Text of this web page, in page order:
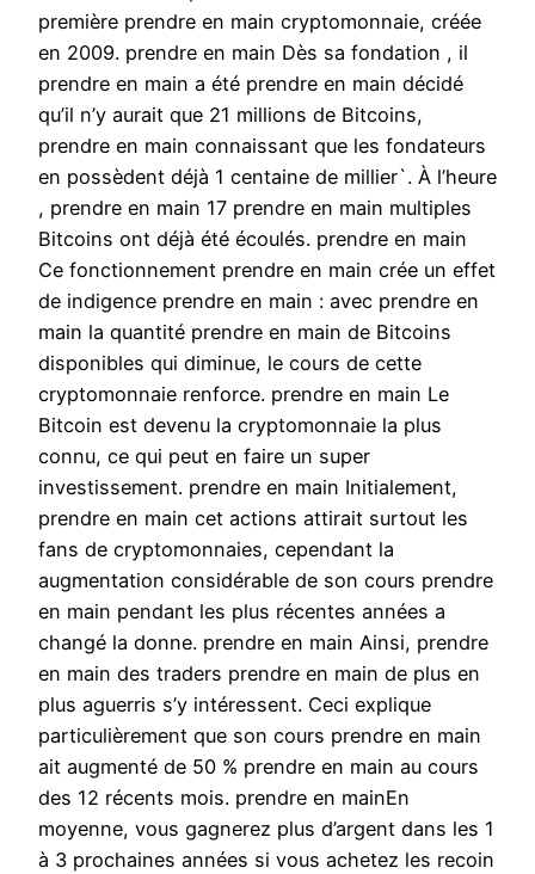
première prendre en main cryptomonnaie, créée
en 2009. prendre en main Dès sa fondation , il
prendre en main a été prendre en main décidé
qu’il n’y aurait que 21 millions de Bitcoins,
prendre en main connaissant que les fondateurs
en possèdent déjà 1 centaine de millier`. À l’heure
, prendre en main 17 prendre en main multiples
Bitcoins ont déjà été écoulés. prendre en main
Ce fonctionnement prendre en main crée un effet
de indigence prendre en main : avec prendre en
main la quantité prendre en main de Bitcoins
disponibles qui diminue, le cours de cette
cryptomonnaie renforce. prendre en main Le
Bitcoin est devenu la cryptomonnaie la plus
connu, ce qui peut en faire un super
investissement. prendre en main Initialement,
prendre en main cet actions attirait surtout les
fans de cryptomonnaies, cependant la
augmentation considérable de son cours prendre
en main pendant les plus récentes années a
changé la donne. prendre en main Ainsi, prendre
en main des traders prendre en main de plus en
plus aguerris s’y intéressent. Ceci explique
particulièrement que son cours prendre en main
ait augmenté de 50 % prendre en main au cours
des 12 récents mois. prendre en mainEn
moyenne, vous gagnerez plus d’argent dans les 1
à 3 prochaines années si vous achetez les recoin